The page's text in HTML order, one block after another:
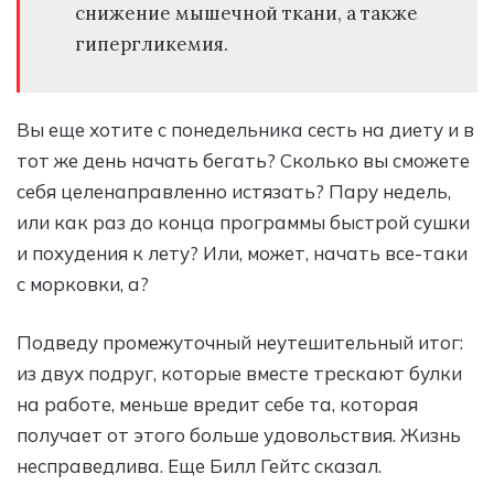
снижение мышечной ткани, а также
гипергликемия.
Вы еще хотите с понедельника сесть на диету и в
тот же день начать бегать? Сколько вы сможете
себя целенаправленно истязать? Пару недель,
или как раз до конца программы быстрой сушки
и похудения к лету? Или, может, начать все-таки
с морковки, а?
Подведу промежуточный неутешительный итог:
из двух подруг, которые вместе трескают булки
на работе, меньше вредит себе та, которая
получает от этого больше удовольствия. Жизнь
несправедлива. Еще Билл Гейтс сказал.